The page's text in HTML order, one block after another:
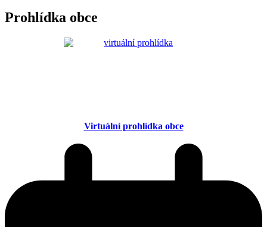
Prohlídka obce
Virtuální prohlídka obce